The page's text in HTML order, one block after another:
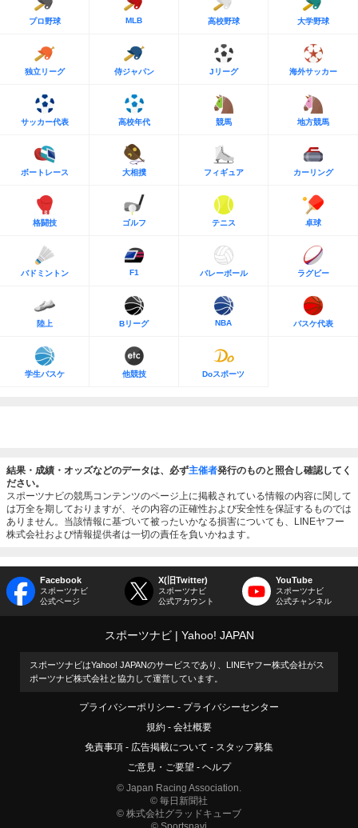
プロ野球 MLB 高校野球 大学野球
独立リーグ 侍ジャパン Jリーグ 海外サッカー
サッカー代表 高校年代 競馬 地方競馬
ボートレース 大相撲 フィギュア カーリング
格闘技 ゴルフ テニス 卓球
バドミントン F1 バレーボール ラグビー
陸上 Bリーグ NBA バスケ代表
学生バスケ 他競技 Doスポーツ
結果・成績・オッズなどのデータは、必ず主催者発行のものと照合し確認してく
ださい。
スポーツナビの競馬コンテンツのページ上に掲載されている情報の内容に関して
は万全を期しておりますが、その内容の正確性および安全性を保証するものでは
ありません。当該情報に基づいて被ったいかなる損害についても、LINEヤフー
株式会社および情報提供者は一切の責任を負いかねます。
Facebook
スポーツナビ
公式ページ
X(旧Twitter)
スポーツナビ
公式アカウント
YouTube
スポーツナビ
公式チャンネル
スポーツナビ Yahoo! JAPAN
スポーツナビはYahoo! JAPANのサービスであり、LINEヤフー株式会社がス
ポーツナビ株式会社と協力して運営しています。
プライバシーポリシー
プライバシーセンター
規約
会社概要
免責事項
広告掲載について
スタッフ募集
ご意見・ご要望
ヘルプ
© Japan Racing Association.
© 毎日新聞社
© 株式会社グラッドキューブ